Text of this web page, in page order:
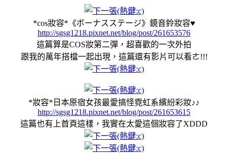
*cos妝容*《ボーナスステージ》鏡音鈴妝容♥
http://sgsg1218.pixnet.net/blog/post/261653576
這篇算是COS妝第二彈，超喜歡的一次外拍
跟我的萬年搭檔一起出現，這篇還有影片可以看ㄜ!!!
*妝容*日本原宿女孩最愛搞怪霓虹系繽紛彩妝♪♪
http://sgsg1218.pixnet.net/blog/post/261653615
這篇也有上首頁這樣，我實在太愛這個妝容了XDDD